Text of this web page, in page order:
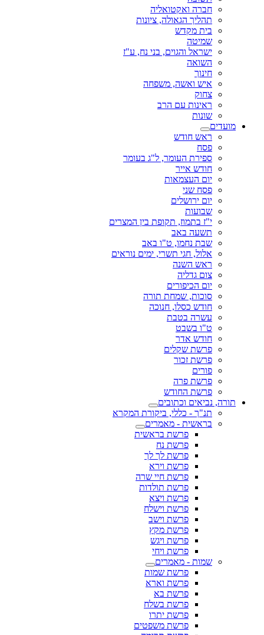
חברה ואקטואליה
תהליך הגאולה, ציונות
בית מקדש
שמיטה
ישראל והגוים, בני נח, ע"ז
השואה
חינוך
איש ואשה, משפחה
צחוק
ראינות עם הרב
שונות
מועדים
ראש חודש
פסח
ספירת העומר, ל"ג בעומר
חודש אייר
יום העצמאות
פסח שני
יום ירושלים
שבועות
י"ז בתמוז, תקופת בין המצרים
תשעה באב
שבת נחמו, ט"ו באב
אלול, חגי תשרי, ימים נוראים
ראש השנה
צום גדליה
יום הכיפורים
סוכות, שמחת תורה
חודש כסלו, חנוכה
עשרה בטבת
ט"ו בשבט
חודש אדר
פרשת שקלים
פרשת זכור
פורים
פרשת פרה
פרשת החודש
תורה, נביאים וכתובים
תנ"ך - כללי, ביקורת המקרא
בראשית - מאמרים
פרשת בראשית
פרשת נח
פרשת לך לך
פרשת וירא
פרשת חיי שרה
פרשת תולדות
פרשת ויצא
פרשת וישלח
פרשת וישב
פרשת מקץ
פרשת ויגש
פרשת ויחי
שמות - מאמרים
פרשת שמות
פרשת וארא
פרשת בא
פרשת בשלח
פרשת יתרו
פרשת משפטים